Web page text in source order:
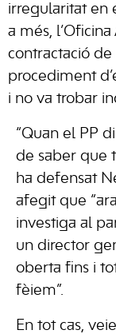
irregularitat en
a més,
contractació
procediment
i no va trobar
“Quan el PP
de saber que
ha defensat
afegit que
investiga al
un director
oberta fins i
fèiem”.
En tot cas,